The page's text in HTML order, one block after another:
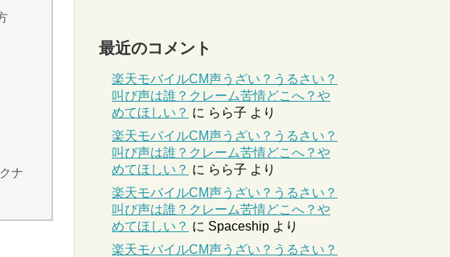
ナ
最近のコメント
楽天モバイルCM声うざい？うるさい？
叫び声は誰？クレーム苦情どこへ？や
めてほしい？ に らら子 より
楽天モバイルCM声うざい？うるさい？
叫び声は誰？クレーム苦情どこへ？や
めてほしい？ に らら子 より
楽天モバイルCM声うざい？うるさい？
叫び声は誰？クレーム苦情どこへ？や
めてほしい？ に Spaceship より
楽天モバイルCM声うざい？うるさい？